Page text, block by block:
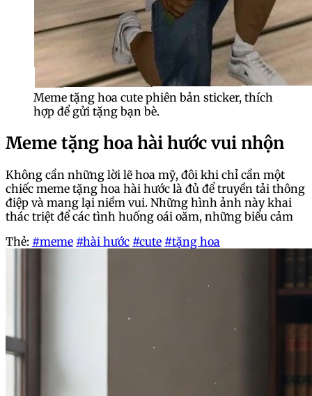
Meme tặng hoa cute phiên bản sticker, thích
hợp để gửi tặng bạn bè.
Meme tặng hoa hài hước vui nhộn
Không cần những lời lẽ hoa mỹ, đôi khi chỉ cần một
chiếc meme tặng hoa hài hước là đủ để truyền tải thông
điệp và mang lại niềm vui. Những hình ảnh này khai
thác triệt để các tình huống oái oăm, những biểu cảm
Thẻ: #meme #hài hước #cute #tặng hoa